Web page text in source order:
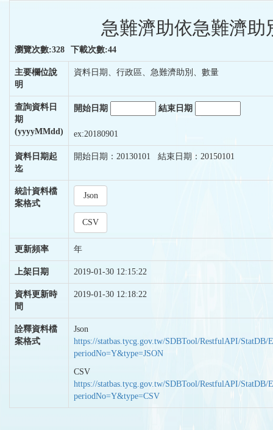
急難濟助依急難濟助
瀏覽次數:328 下載次數:44
主要欄位說
明
資料日期、行政區、急難濟助別、數量
查詢資料日
期
(yyyyMMdd)
開始日期 結束日期
ex:20180901
資料日期起
迄
開始日期：20130101 結束日期：20150101
統計資料檔
案格式
Json
CSV
更新頻率 年
上架日期 2019-01-30 12:15:22
資料更新時
間
2019-01-30 12:18:22
詮釋資料檔
案格式
Json
https://statbas.tycg.gov.tw/SDBTool/RestfulAPI/StatDB/
periodNo=Y&type=JSON
CSV
https://statbas.tycg.gov.tw/SDBTool/RestfulAPI/StatDB/
periodNo=Y&type=CSV